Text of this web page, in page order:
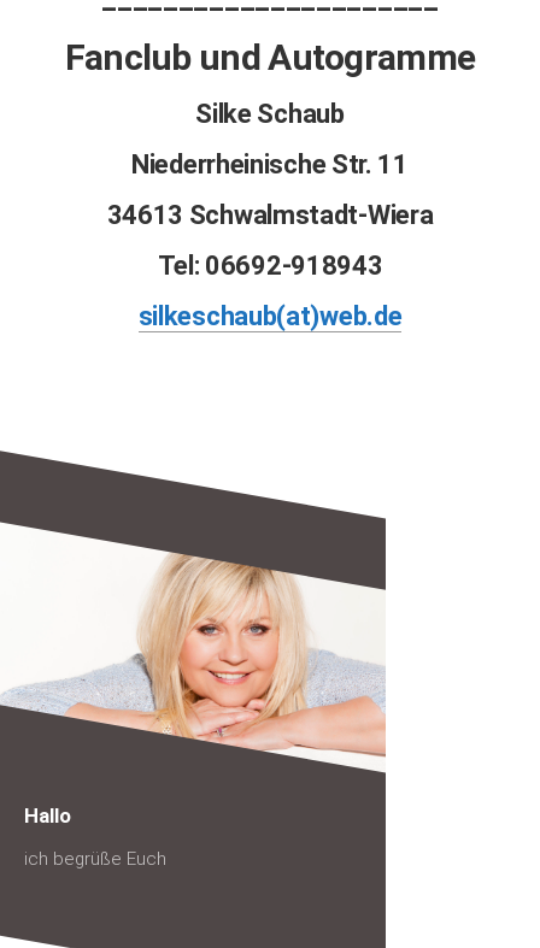
Fanclub und Autogramme
Silke Schaub
Niederrheinische Str. 11
34613 Schwalmstadt-Wiera
Tel: 06692-918943
silkeschaub(at)web.de
Hallo
ich begrüße Euch